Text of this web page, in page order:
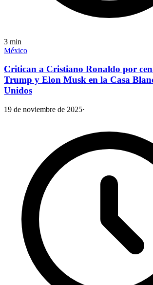
3 min
México
Critican a Cristiano Ronaldo por
Trump y Elon Musk en la Casa
Unidos
19 de noviembre de 2025·